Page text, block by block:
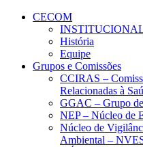
Conteúdo principal
CECOM
História
Equipe
Grupos e Comissões
CCIRAS –
Relacionadas à
GGAC – Grupo
NEP – Núcleo de
Núcleo de
Ambiental –